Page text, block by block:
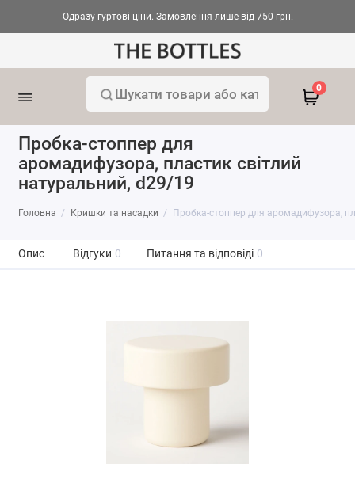
Одразу гуртові ціни. Замовлення лише від 750 грн.
0
Пробка-стоппер для
аромадифузора, пластик світлий
натуральний, d29/19
Головна Кришки та насадки Пробка-стоппер для аромадифузора,
Опис Відгуки 0 Питання та відповіді 0